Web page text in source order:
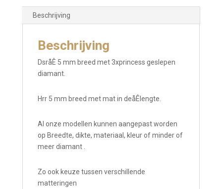
Beschrijving
Beschrijving
DsråÊ 5 mm breed met 3xprincess geslepen
diamant.
Hrr 5 mm breed met mat in deåÊlengte.
Al onze modellen kunnen aangepast worden
op Breedte, dikte, materiaal, kleur of minder of
meer diamant .
Zo ook keuze tussen verschillende
matteringen